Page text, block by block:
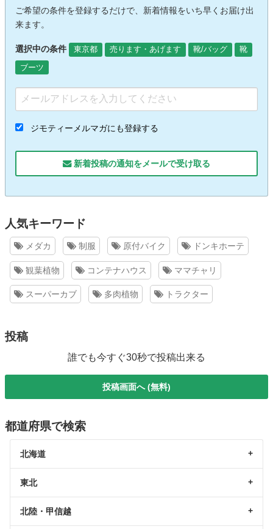
ご希望の条件を登録するだけで、新着情報をいち早くお届け出
来ます。
選択中の条件 東京都 売ります・あげます 靴/バッグ
靴
ブーツ
ジモティーメルマガにも登録する
新着投稿の通知をメールで受け取る
人気キーワード
メダカ 制服 原付バイク ドンキホーテ
観葉植物 コンテナハウス ママチャリ
スーパーカブ 多肉植物 トラクター
投稿
誰でも今すぐ30秒で投稿出来る
投稿画面へ (無料)
都道府県で検索
北海道
東北
北陸・甲信越